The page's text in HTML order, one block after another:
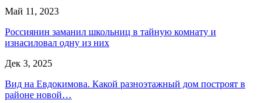
Май 11, 2023
Россиянин заманил школьниц в тайную комнату и
изнасиловал одну из них
Дек 3, 2025
Вид на Евдокимова. Какой разноэтажный дом построят в
районе новой…